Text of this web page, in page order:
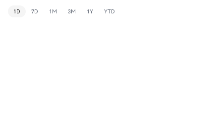
1D 7D 1M 3M 1Y YTD